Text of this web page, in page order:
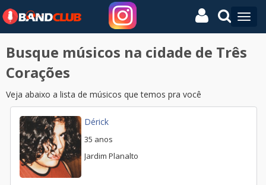
Busque músicos na cidade de Três
Corações
Veja abaixo a lista de músicos que temos pra você
Dérick
35 anos
Jardim Planalto